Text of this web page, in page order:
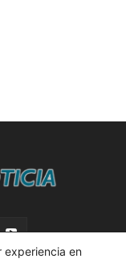
experiencia en